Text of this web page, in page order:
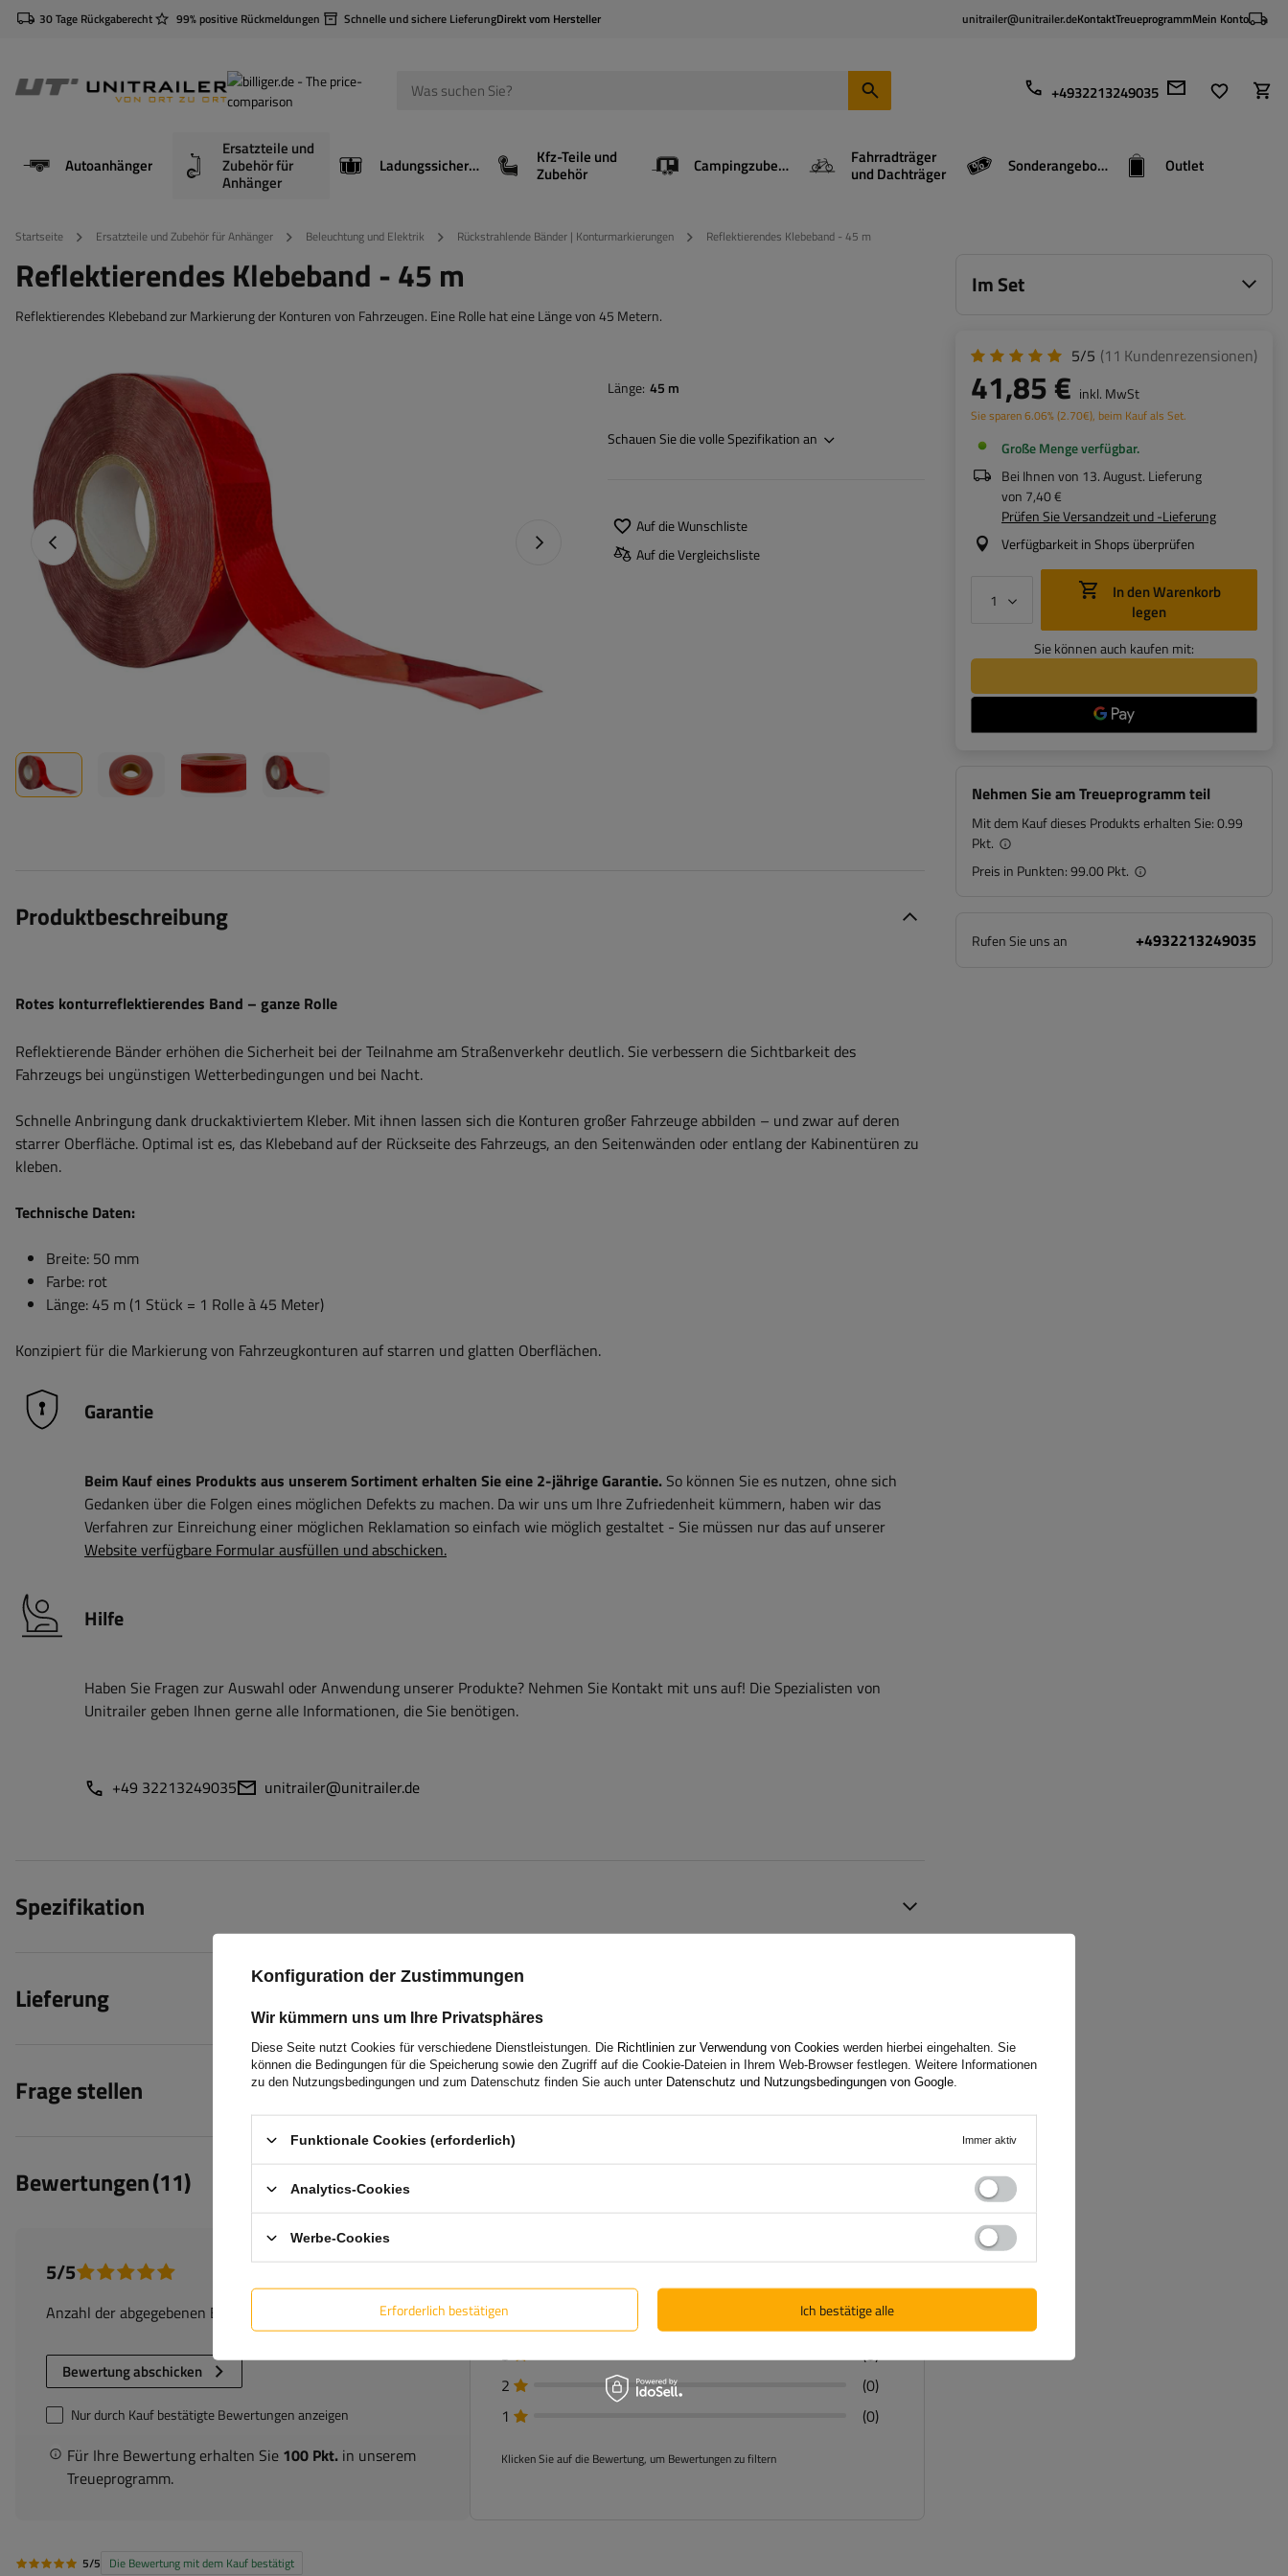
30 Tage Rückgaberecht 99% positive Rückmeldungen Schnelle und sichere LieferungDirekt vom Hersteller unitrailer@unitrailer.deKontaktTreueprogrammMein Konto
+4932213249035
Autoanhänger
Ersatzteile und
Zubehör für
Anhänger
Ladungssicherung Kfz-Teile und
Zubehör Campingzubehör Fahrradträger
und Dachträger Sonderangebote Outlet
Startseite Ersatzteile und Zubehör für Anhänger Beleuchtung und Elektrik Rückstrahlende Bänder | Konturmarkierungen Reflektierendes Klebeband - 45 m
Reflektierendes Klebeband - 45 m
Reflektierendes Klebeband zur Markierung der Konturen von Fahrzeugen. Eine Rolle hat eine Länge von 45 Metern.
Vorheriges Foto Nächstes Foto
Länge 45 m
Schauen Sie die volle Spezifikation an
Auf die Wunschliste
Auf die Vergleichsliste
Im Set
5/5 (11 Kundenrezensionen)
41,85 € inkl. MwSt
Sie sparen6.06%(2.70€), beim Kauf als Set.
Große Menge verfügbar
Bei Ihnen von 13. August. Lieferung
von 7,40 €
Prüfen Sie Versandzeit und -Lieferung
Verfügbarkeit in Shops überprüfen
legen
Sie können auch kaufen mit:
Nehmen Sie am Treueprogramm teil
Mit dem Kauf dieses Produkts erhalten Sie:0.99
Pkt.
Preis in Punkten:99.00 Pkt.
Rufen Sie uns an +4932213249035
Produktbeschreibung
Rotes konturreflektierendes Band – ganze Rolle
Reflektierende Bänder erhöhen die Sicherheit bei der Teilnahme am Straßenverkehr deutlich. Sie verbessern die Sichtbarkeit des
Fahrzeugs bei ungünstigen Wetterbedingungen und bei Nacht.
Schnelle Anbringung dank druckaktiviertem Kleber. Mit ihnen lassen sich die Konturen großer Fahrzeuge abbilden – und zwar auf deren
starrer Oberfläche. Optimal ist es, das Klebeband auf der Rückseite des Fahrzeugs, an den Seitenwänden oder entlang der Kabinentüren zu
kleben.
Technische Daten:
Breite: 50 mm
Farbe: rot
Länge: 45 m (1 Stück = 1 Rolle à 45 Meter)
Konzipiert für die Markierung von Fahrzeugkonturen auf starren und glatten Oberflächen.
Garantie
Beim Kauf eines Produkts aus unserem Sortiment erhalten Sie eine 2-jährige Garantie. So können Sie es nutzen, ohne sich
Gedanken über die Folgen eines möglichen Defekts zu machen. Da wir uns um Ihre Zufriedenheit kümmern, haben wir das
Verfahren zur Einreichung einer möglichen Reklamation so einfach wie möglich gestaltet - Sie müssen nur das auf unserer
Website verfügbare Formular ausfüllen und abschicken.
Hilfe
Haben Sie Fragen zur Auswahl oder Anwendung unserer Produkte? Nehmen Sie Kontakt mit uns auf! Die Spezialisten von
Unitrailer geben Ihnen gerne alle Informationen, die Sie benötigen.
+49 32213249035 unitrailer@unitrailer.de
Spezifikation
Lieferung
Frage stellen
Bewertungen(11)
5/5
Anzahl der abgegebenen Bewertungen: 11
Bewertung abschicken
Für Ihre Bewertung erhalten Sie 100 Pkt. in unserem
Treueprogramm.
Nur durch Kauf bestätigte Bewertungen anzeigen
5
(11)
4
(0)
3
(0)
2
(0)
1
(0)
Klicken Sie auf die Bewertung, um Bewertungen zu filtern
5/5 Die Bewertung mit dem Kauf bestätigt
Konfiguration der Zustimmungen
Wir kümmern uns um Ihre Privatsphäres
Diese Seite nutzt Cookies für verschiedene Dienstleistungen. Die Richtlinien zur Verwendung von Cookies werden hierbei eingehalten. Sie
können die Bedingungen für die Speicherung sowie den Zugriff auf die Cookie-Dateien in Ihrem Web-Browser festlegen. Weitere Informationen
zu den Nutzungsbedingungen und zum Datenschutz finden Sie auch unter Datenschutz und Nutzungsbedingungen von Google
Funktionale Cookies (erforderlich) Immer aktiv
Analytics-Cookies
Werbe-Cookies
Erforderlich bestätigen Ich bestätige alle